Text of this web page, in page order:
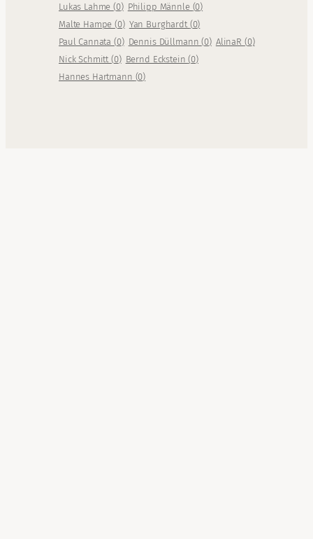
Lukas Lahme(0) Philipp Männle (0)
Malte Hampe(0) Yan Burghardt (0)
Paul Cannata(0) Dennis Düllmann(0) AlinaR (0)
Nick Schmitt(0) Bernd Eckstein(0)
Hannes Hartmann (0)